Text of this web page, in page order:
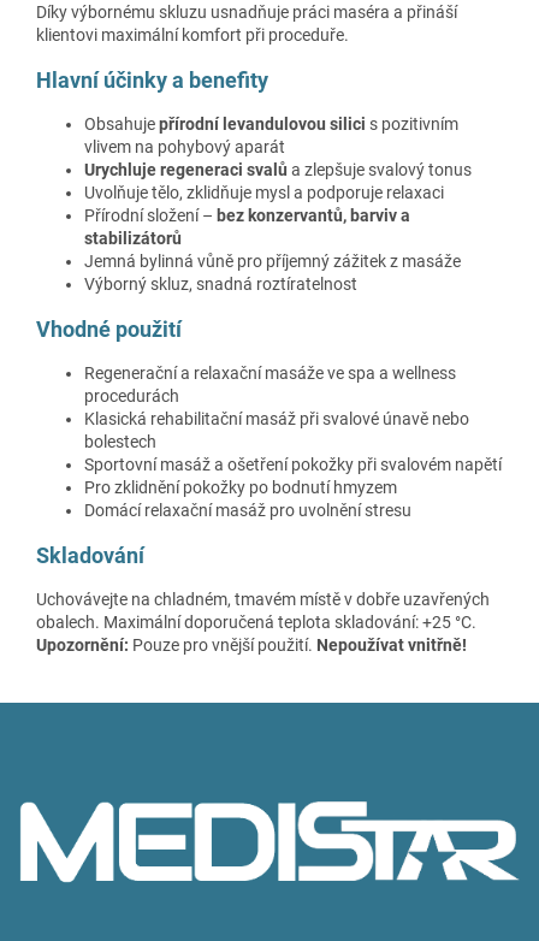
Díky výbornému skluzu usnadňuje práci maséra a přináší
klientovi maximální komfort při proceduře.
Hlavní účinky a benefity
Obsahujepřírodní levandulovou silici s pozitivním
vlivem na pohybový aparát
Urychluje regeneraci svalů a zlepšuje svalový tonus
Uvolňuje tělo, zklidňuje mysl a podporuje relaxaci
Přírodní složení – bez konzervantů, barviv a
stabilizátorů
Jemná bylinná vůně pro příjemný zážitek z masáže
Výborný skluz, snadná roztíratelnost
Vhodné použití
Regenerační a relaxační masáže ve spa a wellness
procedurách
Klasická rehabilitační masáž při svalové únavě nebo
bolestech
Sportovní masáž a ošetření pokožky při svalovém napětí
Pro zklidnění pokožky po bodnutí hmyzem
Domácí relaxační masáž pro uvolnění stresu
Skladování
Uchovávejte na chladném, tmavém místě v dobře uzavřených
obalech. Maximální doporučená teplota skladování: +25 °C.
Upozornění: Pouze pro vnější použití. Nepoužívat vnitřně!